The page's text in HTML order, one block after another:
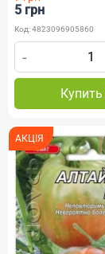
5 грн
Код: 4823096905860
-
Купить
АКЦІЯ